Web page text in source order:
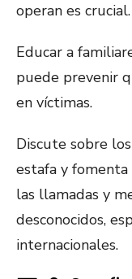
operan es crucial.
Educar a
puede prevenir
en víctimas.
Discute sobre
estafa y
las llamadas y
desconocidos,
internacionales.